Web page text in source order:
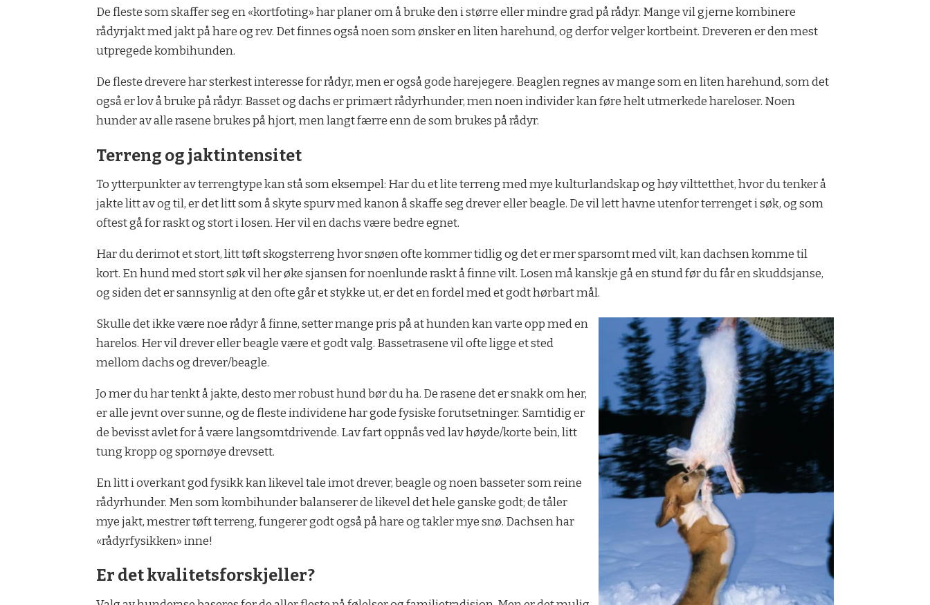
De fleste som skaffer seg en «kortfoting» har planer om å bruke den i større eller mindre grad på rådyr. Mange vil gjerne kombinere
rådyrjakt med jakt på hare og rev. Det finnes også noen som ønsker en liten harehund, og derfor velger kortbeint. Dreveren er den mest
utpregede kombihunden.
De fleste drevere har sterkest interesse for rådyr, men er også gode harejegere. Beaglen regnes av mange som en liten harehund, som det
også er lov å bruke på rådyr. Basset og dachs er primært rådyrhunder, men noen individer kan føre helt utmerkede hareloser. Noen
hunder av alle rasene brukes på hjort, men langt færre enn de som brukes på rådyr.
Terreng og jaktintensitet
To ytterpunkter av terrengtype kan stå som eksempel: Har du et lite terreng med mye kulturlandskap og høy vilttetthet, hvor du tenker å
jakte litt av og til, er det litt som å skyte spurv med kanon å skaffe seg drever eller beagle. De vil lett havne utenfor terrenget i søk, og som
oftest gå for raskt og stort i losen. Her vil en dachs være bedre egnet.
Har du derimot et stort, litt tøft skogsterreng hvor snøen ofte kommer tidlig og det er mer sparsomt med vilt, kan dachsen komme til
kort. En hund med stort søk vil her øke sjansen for noenlunde raskt å finne vilt. Losen må kanskje gå en stund før du får en skuddsjanse,
og siden det er sannsynlig at den ofte går et stykke ut, er det en fordel med et godt hørbart mål.
Skulle det ikke være noe rådyr å finne, setter mange pris på at hunden kan varte opp med en
harelos. Her vil drever eller beagle være et godt valg. Bassetrasene vil ofte ligge et sted
mellom dachs og drever/beagle.
Jo mer du har tenkt å jakte, desto mer robust hund bør du ha. De rasene det er snakk om her,
er alle jevnt over sunne, og de fleste individene har gode fysiske forutsetninger. Samtidig er
de bevisst avlet for å være langsomtdrivende. Lav fart oppnås ved lav høyde/korte bein, litt
tung kropp og spornøye drevsett.
En litt i overkant god fysikk kan likevel tale imot drever, beagle og noen basseter som reine
rådyrhunder. Men som kombihunder balanserer de likevel det hele ganske godt; de tåler
mye jakt, mestrer tøft terreng, fungerer godt også på hare og takler mye snø. Dachsen har
«rådyrfysikken» inne!
Er det kvalitetsforskjeller?